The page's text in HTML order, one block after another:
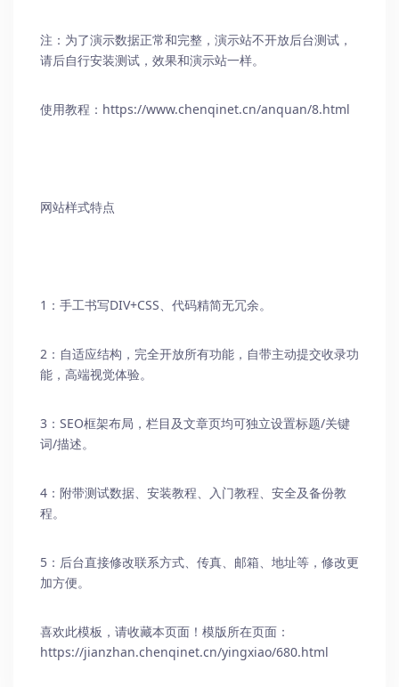
注：为了演示数据正常和完整，演示站不开放后台测试，
请后自行安装测试，效果和演示站一样。
使用教程： https://www.chenqinet.cn/anquan/8.html
网站样式特点
1：手工书写DIV+CSS、代码精简无冗余。
2：自适应结构，完全开放所有功能，自带主动提交收录功
能，高端视觉体验。
3：SEO框架布局，栏目及文章页均可独立设置标题/关键
词/描述。
4：附带测试数据、安装教程、入门教程、安全及备份教
程。
5：后台直接修改联系方式、传真、邮箱、地址等，修改更
加方便。
喜欢此模板，请收藏本页面！模版所在页面：
https://jianzhan.chenqinet.cn/yingxiao/680.html